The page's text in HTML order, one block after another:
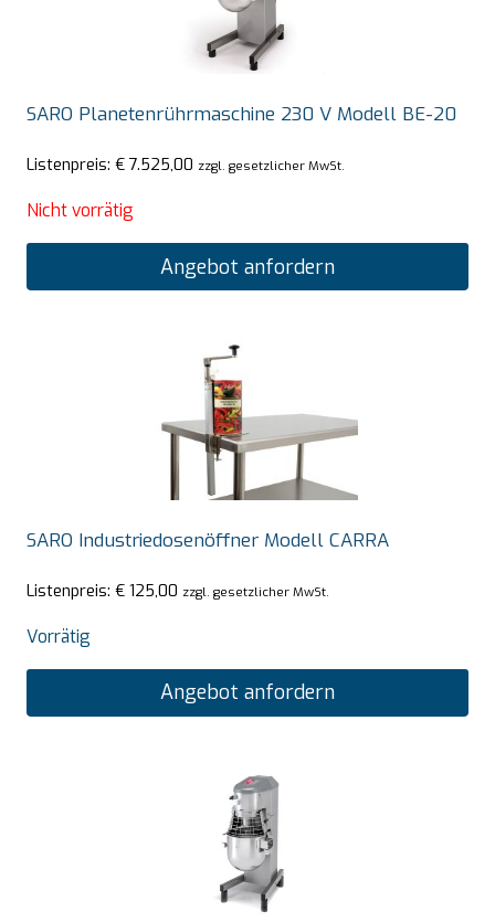
SARO Planetenrührmaschine 230 V Modell BE-20
Listenpreis: € 7.525,00 zzgl. gesetzlicher MwSt.
Nicht vorrätig
Angebot anfordern
SARO Industriedosenöffner Modell CARRA
Listenpreis: € 125,00 zzgl. gesetzlicher MwSt.
Vorrätig
Angebot anfordern